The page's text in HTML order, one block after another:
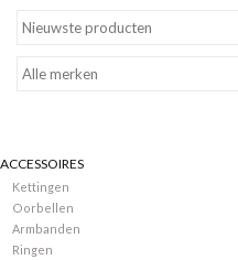
Merken
ACCESSOIRES
Kettingen
Oorbellen
Armbanden
Ringen